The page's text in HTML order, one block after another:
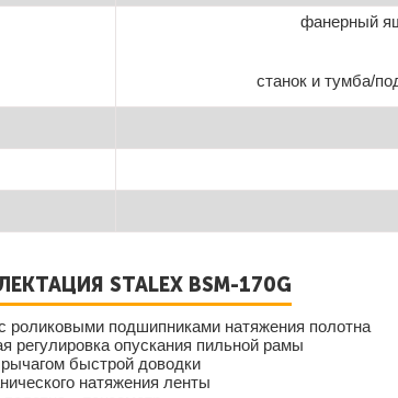
фанерный
станок и тумба/
STALEX BSМ-170G
роликовыми подшипниками натяжения полотна
регулировка опускания пильной рамы
быстрой доводки
натяжения ленты